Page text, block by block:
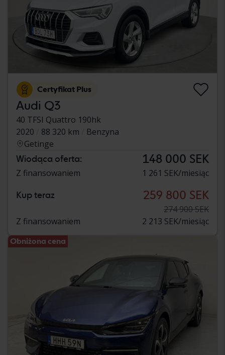
Certyfikat Plus
Audi Q3
40 TFSI Quattro 190hk
2020
88 320 km
Benzyna
Getinge
Wiodąca oferta: 148 000 SEK
Z finansowaniem 1 261 SEK/miesiąc
Kup teraz 259 800 SEK
274 900 SEK
Z finansowaniem
2 213 SEK/miesiąc
Obniżona cena